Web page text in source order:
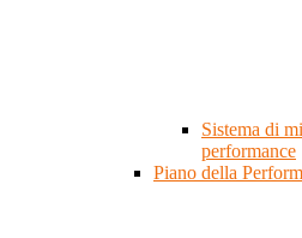
Sistema di
performance
Piano della